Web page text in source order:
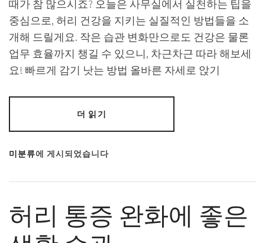
때가 참 많으시죠? 오늘은 사무실에서 실천하는 팁을
중심으로, 허리 건강을 지키는 실질적인 방법들을 소
개해 드릴게요. 작은 습관 변화만으로도 건강은 물론
업무 효율까지 챙길 수 있으니, 차근차근 따라 해보세
요! 빠르게 감기 낫는 방법 올바른 자세로 앉기
더 읽기
미분류에 게시되었습니다
허리 통증 완화에 좋은